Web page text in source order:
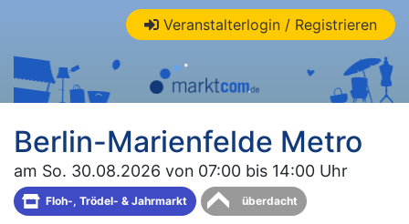
Veranstalterlogin / Registrieren
Berlin-Marienfelde Metro
am So. 30.08.2026 von 07:00 bis 14:00 Uhr
Floh-, Trödel- & Jahrmarkt überdacht